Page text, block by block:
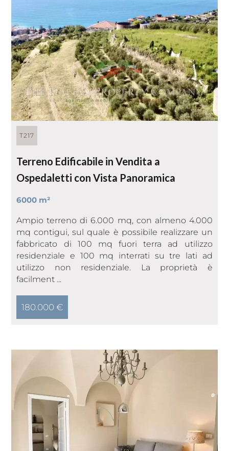
T217
Terreno Edificabile in Vendita a
Ospedaletti con Vista Panoramica
6000 m²
Ampio terreno di 6.000 mq, con almeno 4.000
mq contigui, sul quale è possibile realizzare un
fabbricato di 100 mq fuori terra ad utilizzo
residenziale e 100 mq interrati su tre lati ad
utilizzo non residenziale. La proprietà è
facilment ...
180.000 €